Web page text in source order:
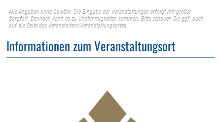
Alle Angaben ohne Gewähr. Die Eingabe der Veranstaltungen erfolgt mit großer
Sorgfalt. Dennoch kann es zu Unstimmigkeiten kommen. Bitte schauen Sie ggf. auch
auf die Seite des Veranstalters/Veranstaltungsortes.
Informationen zum Veranstaltungsort